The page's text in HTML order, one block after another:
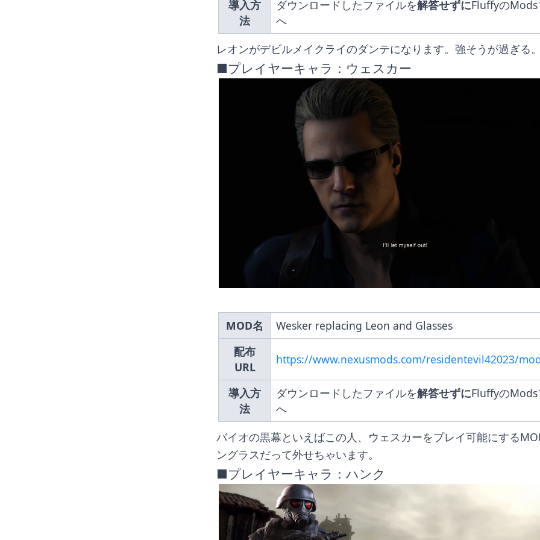
導入方
法
ダウンロードしたファイルを解答せずにFluffyの
へ
レオンがデビルメイクライのダンテになります。強そうが過ぎる。
■プレイヤーキャラ：ウェスカー
MOD名
Wesker replacing Leon and Glasses
配布
URL
https://www.nexusmods.com/residentevil42023/
導入方
法
ダウンロードしたファイルを解答せずにFluffyの
へ
バイオの黒幕といえばこの人、ウェスカーをプレイ可能にする
ングラスだって外せちゃいます。
■プレイヤーキャラ：ハンク